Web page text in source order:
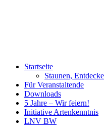
Startseite
Staunen,
Für Veranstaltende
Downloads
5 Jahre – Wir feiern!
Initiative Artenkenntnis
LNV BW